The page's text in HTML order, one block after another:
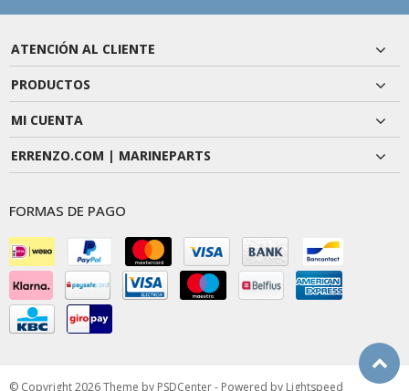
ATENCIÓN AL CLIENTE
PRODUCTOS
MI CUENTA
ERRENZO.COM | MARINEPARTS
FORMAS DE PAGO
© Copyright 2026 Theme by PSDCenter- Powered by Lightspeed